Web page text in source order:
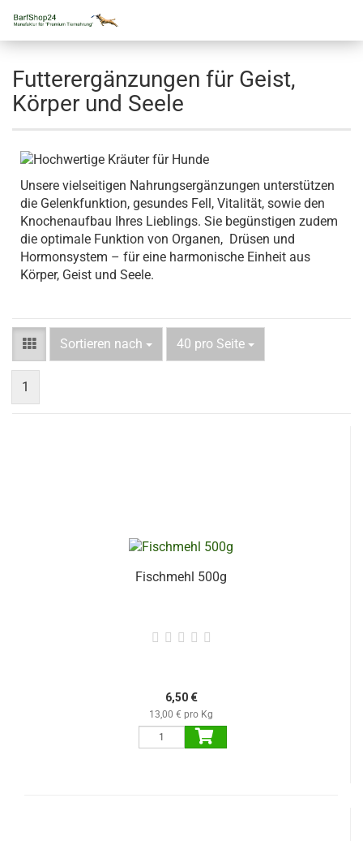
Futterergänzungen für Geist,
Körper und Seele
Unsere vielseitigen Nahrungsergänzungen unterstützen
die Gelenkfunktion, gesundes Fell, Vitalität, sowie den
Knochenaufbau Ihres Lieblings. Sie begünstigen zudem
die optimale Funktion von Organen, Drüsen und
Hormonsystem – für eine harmonische Einheit aus
Körper, Geist und Seele.
Sortieren nach 40 pro Seite
1
Fischmehl 500g
6,50 €
13,00 € pro Kg